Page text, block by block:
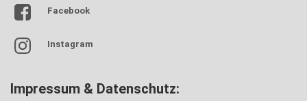
Facebook
Instagram
Impressum & Datenschutz: